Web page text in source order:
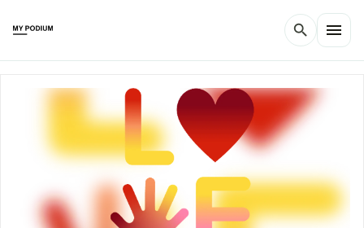
search menu